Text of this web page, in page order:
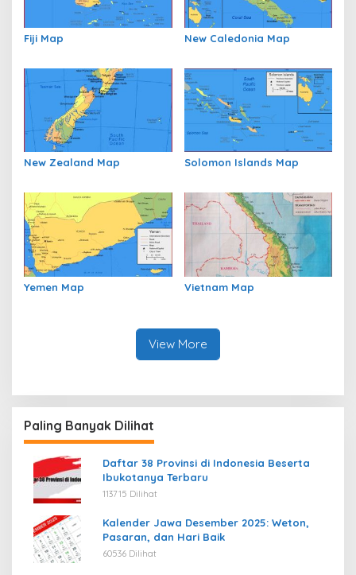
Fiji Map New Caledonia Map
New Zealand Map Solomon Islands Map
Yemen Map Vietnam Map
View More
Paling Banyak Dilihat
Daftar 38 Provinsi di Indonesia Beserta
Ibukotanya Terbaru
113715 Dilihat
Kalender Jawa Desember 2025: Weton,
Pasaran, dan Hari Baik
60536 Dilihat